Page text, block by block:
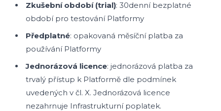
Zkušební období (trial): 30denní bezplatné
období pro testování Platformy
Předplatné: opakovaná měsíční platba za
používání Platformy
Jednorázová licence: jednorázová platba za
trvalý přístup k Platformě dle podmínek
uvedených v čl. X. Jednorázová licence
nezahrnuje Infrastrukturní poplatek.